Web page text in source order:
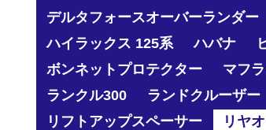
デルタフォースオーバーランダー
ハイラックス 125系
ハバナ
ボンネットプロテクター
マフ
ランクル300
ランドクルーザー
リフトアップスペーサー
リヤ